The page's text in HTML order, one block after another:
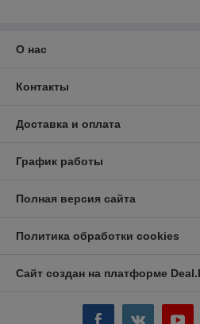
О нас
Контакты
Доставка и оплата
График работы
Полная версия сайта
Политика обработки cookies
Сайт создан на платформе